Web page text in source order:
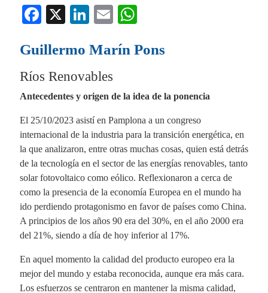
Fa
bo
ok
X
Li
ed
In
E
ail ts
pp
Guillermo Marín Pons
Ríos Renovables
Antecedentes y origen de la idea de la ponencia
El 25/10/2023 asistí en Pamplona a un congreso
internacional de la industria para la transición energética, en
la que analizaron, entre otras muchas cosas, quien está detrás
de la tecnología en el sector de las energías renovables, tanto
solar fotovoltaico como eólico. Reflexionaron a cerca de
como la presencia de la economía Europea en el mundo ha
ido perdiendo protagonismo en favor de países como China.
A principios de los años 90 era del 30%, en el año 2000 era
del 21%, siendo a día de hoy inferior al 17%.
En aquel momento la calidad del producto europeo era la
mejor del mundo y estaba reconocida, aunque era más cara.
Los esfuerzos se centraron en mantener la misma calidad,